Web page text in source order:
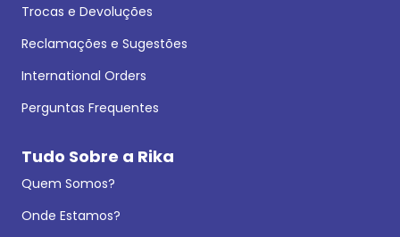
Trocas e Devoluções
Reclamações e Sugestões
International Orders
Perguntas Frequentes
Tudo Sobre a Rika
Quem Somos?
Onde Estamos?